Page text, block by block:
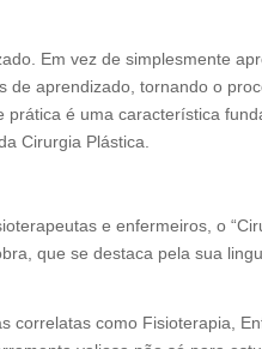
Em vez de simplesmente
de aprendizado, tornando o
prática é uma característica
Cirurgia Plástica.
e enfermeiros, o
que se destaca pela sua
correlatas como Fisioterapia,